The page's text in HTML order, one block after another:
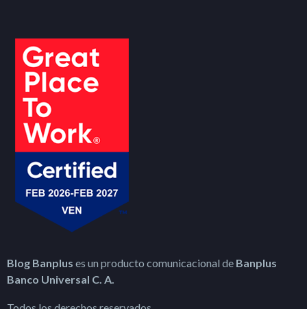
Blog Banplus es un producto comunicacional de Banplus
Banco Universal C. A.